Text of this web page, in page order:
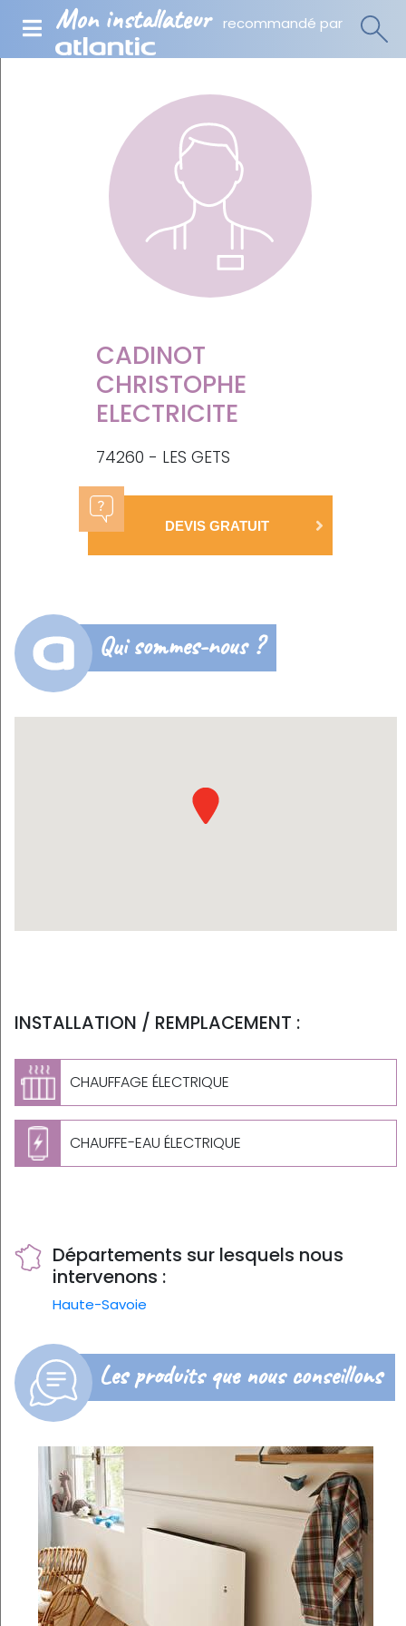
Mon installateur recommandé par
CADINOT
CHRISTOPHE
ELECTRICITE
74260 - LES GETS
DEVIS GRATUIT
Qui sommes-nous ?
INSTALLATION / REMPLACEMENT :
CHAUFFAGE ÉLECTRIQUE
CHAUFFE-EAU ÉLECTRIQUE
Départements sur lesquels nous
intervenons :
Haute-Savoie
Les produits que nous conseillons